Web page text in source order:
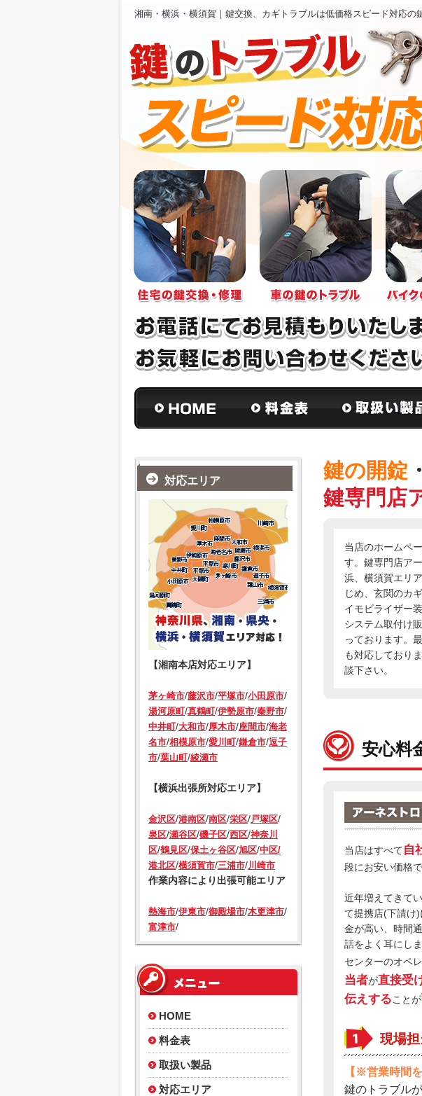
湘南・横浜・横須賀｜鍵交換、カギトラブルは低価格スピード対応の
鍵の開錠
鍵専門店
当店のホームペ
す。鍵専門店ア
浜、横須賀エリ
じめ、玄関のカ
イモビライザー
システム取付け
っております。
も対応しており
談下さい。
安心料
当店はすべて自
段にお安い価格
近年増えてきて
て提携店(下請け
金が高い、時間
話をよく耳にし
センターのオペ
当者が直接受
伝えすることが
現場担
【※営業時間
鍵のトラブル
対応エリア
【湘南本店対応エリア】
茅ヶ崎市/藤沢市/平塚市/小田原市/
湯河原町/真鶴町/伊勢原市/秦野市/
中井町/大和市/厚木市/座間市/海老
名市/相模原市/愛川町/鎌倉市/逗子
市/葉山町/綾瀬市
【横浜出張所対応エリア】
金沢区/港南区/南区/栄区/戸塚区/
泉区/瀬谷区/磯子区/西区/神奈川
区/鶴見区/保土ヶ谷区/旭区/中区/
港北区/横須賀市/三浦市/川崎市
作業内容により出張可能エリア
熱海市/伊東市/御殿場市/木更津市/
富津市/
HOME
料金表
取扱い製品
対応エリア